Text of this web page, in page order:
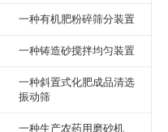
一种有机肥粉碎筛分装置
一种铸造砂搅拌均匀装置
一种斜置式化肥成品清选
振动筛
一种生产农药用磨砂机